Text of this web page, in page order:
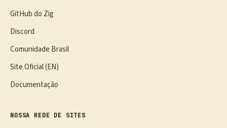
GitHub do Zig
Discord
Comunidade Brasil
Site Oficial (EN)
Documentação
NOSSA REDE DE SITES